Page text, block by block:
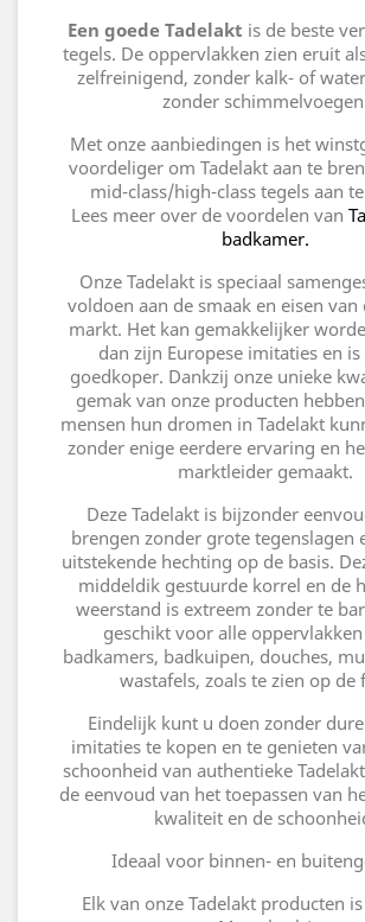
Een goede Tadelakt is de beste
tegels. De oppervlakken zien eruit
zelfreinigend, zonder kalk- of
zonder
Met onze aanbiedingen is het
voordeliger om Tadelakt aan te
mid-class/high-class tegels aan
Lees meer over de voordelen van
badkamer.
Onze Tadelakt is speciaal
voldoen aan de smaak en eisen van
markt. Het kan gemakkelijker
dan zijn Europese imitaties en
goedkoper. Dankzij onze unieke
gemak van onze producten
mensen hun dromen in Tadelakt
zonder enige eerdere ervaring en
marktleider gemaakt.
Deze Tadelakt is bijzonder
brengen zonder grote tegenslagen
uitstekende hechting op de basis.
middeldik gestuurde korrel en de
weerstand is extreem zonder te
geschikt voor alle
badkamers, badkuipen, douches,
wastafels, zoals te zien op de
Eindelijk kunt u doen zonder
imitaties te kopen en te genieten
schoonheid van authentieke
de eenvoud van het toepassen van
kwaliteit en de
Ideaal voor binnen- en
Elk van onze Tadelakt producten